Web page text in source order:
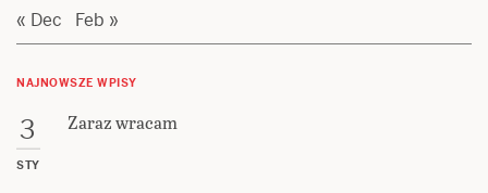
« Dec
Feb »
NAJNOWSZE WPISY
3
STY
Zaraz wracam